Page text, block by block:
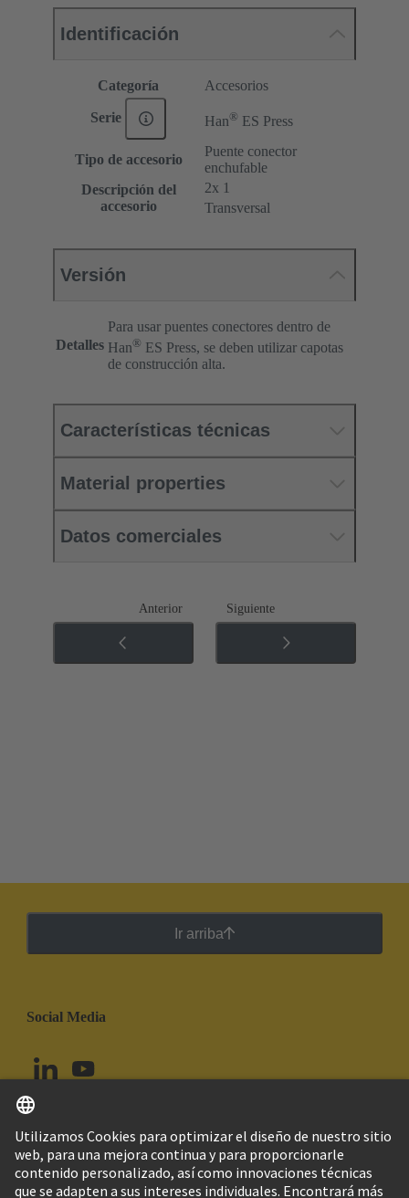
Identificación
Categoría Accesorios
Serie Han® ES Press
Tipo de accesorio
Puente conector
enchufable
Descripción del
accesorio
2x 1
Transversal
Versión
Detalles
Para usar puentes conectores dentro de
Han® ES Press, se deben utilizar capotas
de construcción alta.
Características técnicas
Material properties
Datos comerciales
Anterior Siguiente
Ir arriba
Social Media
Ecuador Español